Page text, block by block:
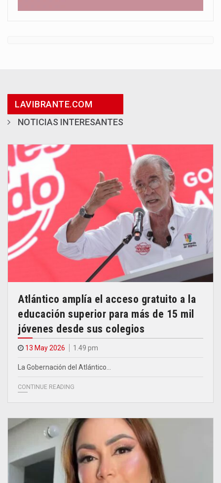
LAVIBRANTE.COM
NOTICIAS INTERESANTES
Atlántico amplía el acceso gratuito a la
educación superior para más de 15 mil
jóvenes desde sus colegios
13 May 2026 1.49 pm
La Gobernación del Atlántico…
CONTINUE READING